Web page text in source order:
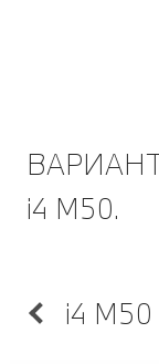
i4 M50.
i4 M50